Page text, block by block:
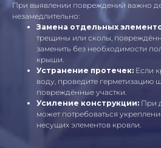
При выявлении повреждений важно
незамедлительно:
Замена отдельных
трещины или сколы,
заменить без необходимости
крыши.
Устранение протечек: Если
воду, проведите герметизацию
повреждённые участки.
Усиление конструкции: При
может потребоваться
несущих элементов кровли.